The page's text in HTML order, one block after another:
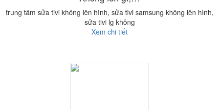
trung tâm sửa tivi không lên hình, sửa tivi samsung không lên hình,
sửa tivi lg không
Xem chi tiết